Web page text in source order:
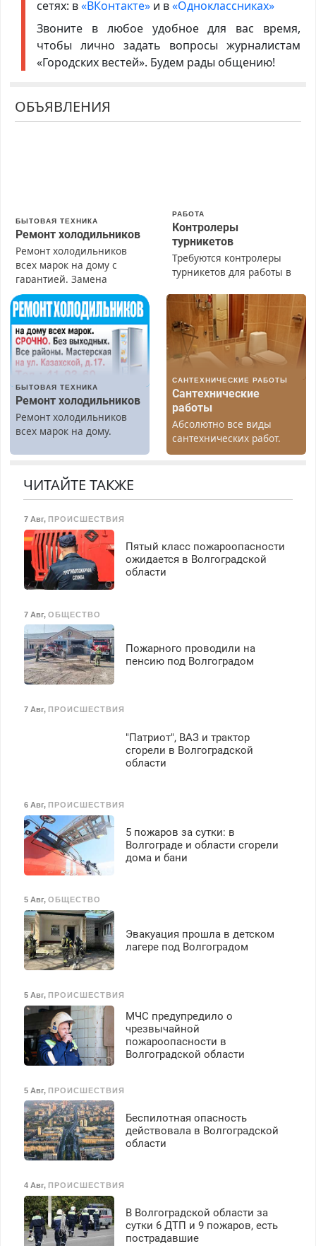
сетях: в«ВКонтакте»и в«Одноклассниках»
Звоните в любое удобное для вас время,
чтобы лично задать вопросы журналистам
«Городских вестей». Будем рады общению!
ОБЪЯВЛЕНИЯ
БЫТОВАЯ ТЕХНИКА
Ремонт холодильников
Ремонт холодильников
всех марок на дому с
гарантией. Замена
резины. Качественно.
Недорого. Без выходных.
Все районы. Скидка.
Вызов бесплатный.
РАБОТА
Контролеры
турникетов
Требуются контролеры
турникетов для работы в
(мужчины, женщины).
Прием по ТК РФ. График
работы любой.
Бесплатное проживание.
З/п – до 96000 рублей до
Ежемесячно
выплачивается денежная
премия. Возможно
бесплатное обучение,
получение документов,
работа инспектором по
125000 руб.
БЫТОВАЯ ТЕХНИКА
Ремонт холодильников
Ремонт холодильников
всех марок на дому.
САНТЕХНИЧЕСКИЕ РАБОТЫ
Сантехнические
работы
Абсолютно все виды
сантехнических работ.
Быстро. Качественно.
ЧИТАЙТЕ ТАКЖЕ
7 Авг, ПРОИСШЕСТВИЯ
Пятый класс пожароопасности
ожидается в Волгоградской
области
7 Авг, ОБЩЕСТВО
Пожарного проводили на
пенсию под Волгоградом
7 Авг, ПРОИСШЕСТВИЯ
"Патриот", ВАЗ и трактор
сгорели в Волгоградской
области
6 Авг, ПРОИСШЕСТВИЯ
5 пожаров за сутки: в
Волгограде и области сгорели
дома и бани
5 Авг, ОБЩЕСТВО
Эвакуация прошла в детском
лагере под Волгоградом
5 Авг, ПРОИСШЕСТВИЯ
МЧС предупредило о
чрезвычайной
пожароопасности в
Волгоградской области
5 Авг, ПРОИСШЕСТВИЯ
Беспилотная опасность
действовала в Волгоградской
области
4 Авг, ПРОИСШЕСТВИЯ
В Волгоградской области за
сутки 6 ДТП и 9 пожаров, есть
пострадавшие